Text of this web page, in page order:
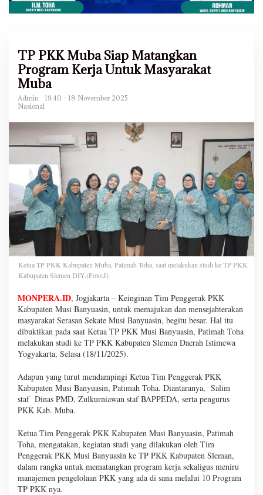
TP PKK Muba Siap Matangkan
Program Kerja Untuk Masyarakat
Muba
Admin
19:40 - 18 November 2025
Nasional
Ketua TP PKK Kabupaten Muba, Patimah Toha, saat melakukan studi ke TP PKK
Kabupaten Slemen DIY.(Foto:J)
MONPERA.ID, Jogjakarta – Keinginan Tim Penggerak PKK
Kabupaten Musi Banyuasin, untuk memajukan dan mensejahterakan
masyarakat Serasan Sekate Musi Banyuasin, begitu besar. Hal itu
dibuktikan pada saat Ketua TP PKK Musi Banyuasin, Patimah Toha
melakukan studi ke TP PKK Kabupaten Slemen Daerah Istimewa
Yogyakarta, Selasa (18/11/2025).
Adapun yang turut mendampingi Ketua Tim Penggerak PKK
Kabupaten Musi Banyuasin, Patimah Toha. Diantaranya, Salim
staf Dinas PMD, Zulkurniawan staf BAPPEDA, serta pengurus
PKK Kab. Muba.
Ketua Tim Penggerak PKK Kabupaten Musi Banyuasin, Patimah
Toha, mengatakan, kegiatan studi yang dilakukan oleh Tim
Penggerak PKK Musi Banyuasin ke TP PKK Kabupaten Sleman,
dalam rangka untuk mematangkan program kerja sekaligus meniru
manajemen pengelolaan PKK yang ada di sana melalui 10 Program
TP PKK nya.